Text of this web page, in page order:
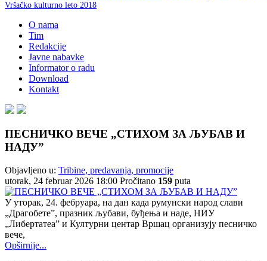
Vršačko kulturno leto 2018
O nama
Tim
Redakcije
Javne nabavke
Informator o radu
Download
Kontakt
ПЕСНИЧКО ВЕЧЕ „СТИХОМ ЗА ЉУБАВ И
НАДУ”
Objavljeno u: Tribine, predavanja, promocije
utorak, 24 februar 2026 18:00 Pročitano 159 puta
У уторак, 24. фебруара, на дан када румунски народ слави
„Драгобете”, празник љубави, буђења и наде, НИУ
„Либертатеа” и Културни центар Вршац организују песничко
вече,
Opširnije...